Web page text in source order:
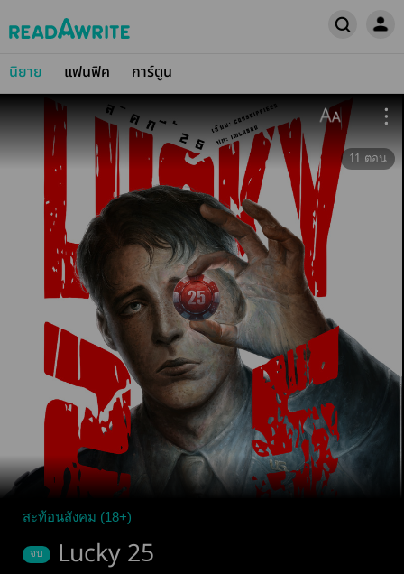
นิยาย แฟนฟิค การ์ตูน
11 ตอน
สะท้อนสังคม (18+)
จบ Lucky 25